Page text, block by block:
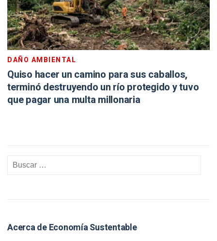
DAÑO AMBIENTAL
Quiso hacer un camino para sus caballos,
terminó destruyendo un río protegido y tuvo
que pagar una multa millonaria
Acerca de Economía Sustentable